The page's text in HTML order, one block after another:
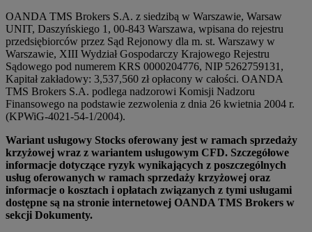
OANDA TMS Brokers S.A. z siedzibą w Warszawie, Warsaw
UNIT, Daszyńskiego 1, 00-843 Warszawa, wpisana do rejestru
przedsiębiorców przez Sąd Rejonowy dla m. st. Warszawy w
Warszawie, XIII Wydział Gospodarczy Krajowego Rejestru
Sądowego pod numerem KRS 0000204776, NIP 5262759131,
Kapitał zakładowy: 3,537,560 zł opłacony w całości. OANDA
TMS Brokers S.A. podlega nadzorowi Komisji Nadzoru
Finansowego na podstawie zezwolenia z dnia 26 kwietnia 2004 r.
(KPWiG-4021-54-1/2004).
Wariant usługowy Stocks oferowany jest w ramach sprzedaży
krzyżowej wraz z wariantem usługowym CFD. Szczegółowe
informacje dotyczące ryzyk wynikających z poszczególnych
usług oferowanych w ramach sprzedaży krzyżowej oraz
informacje o kosztach i opłatach związanych z tymi usługami
dostępne są na stronie internetowej OANDA TMS Brokers w
sekcji Dokumenty.